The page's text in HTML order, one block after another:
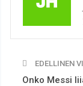
EDELLINEN
Onko Messi